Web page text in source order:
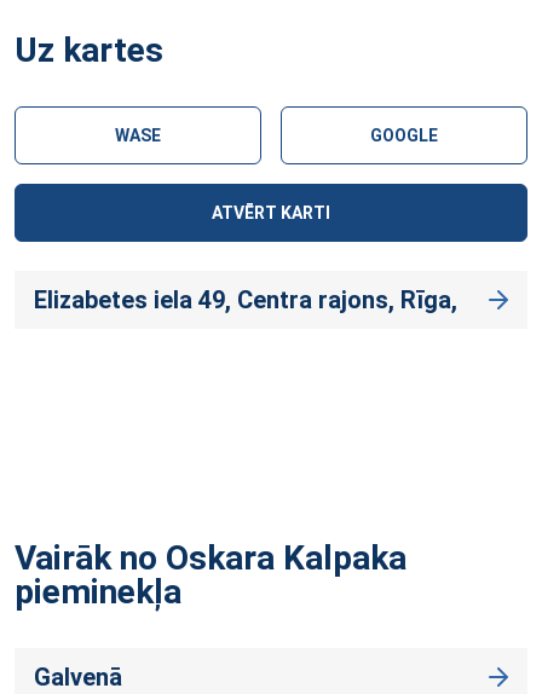
Uz kartes
WASE GOOGLE
ATVĒRT KARTI
Elizabetes iela 49, Centra rajons, Rīga,
Vairāk no Oskara Kalpaka
pieminekļa
Galvenā